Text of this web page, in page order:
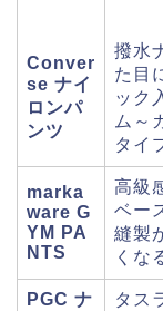
Conver
se ナイ
ロンパ
ンツ
撥水
た目
ック
ム～
タイ
marka
ware G
YM PA
NTS
高級
ベー
縫製
くな
PGC ナ
タス